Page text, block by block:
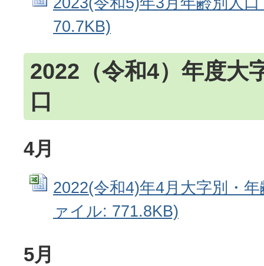
70.7KB)
2022（令和4）年度大
口
4月
2022(令和4)年4月大字別・
ァイル: 771.8KB)
5月